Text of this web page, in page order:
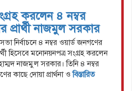
করলেন ৪ নম্বর
প্রার্থী নাজমুল সরকার
নির্বাচনে ৪ নম্বর ওয়ার্ড জনগণের
হিসেবে মনোনয়নপত্র সংগ্রহ করলেন
নাজমুল সরকার। তিনি ৪ নম্বর
কাছে দোয়া প্রার্থনা ওবিস্তারিত